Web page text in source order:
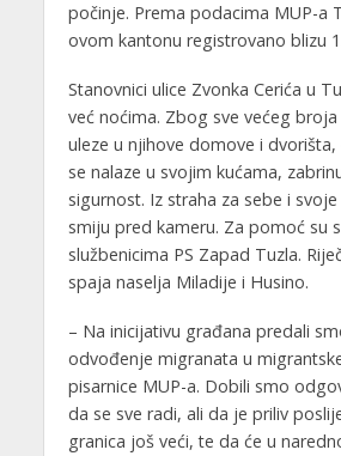
počinje. Prema podacima MUP-a
ovom kantonu registrovano blizu
Stanovnici ulice Zvonka Cerića u
već noćima. Zbog sve većeg
uleze u njihove domove i dvorišta,
se nalaze u svojim kućama,
sigurnost. Iz straha za sebe i
smiju pred kameru. Za pomoć su
službenicima PS Zapad Tuzla.
spaja naselja Miladije i Husino.
– Na inicijativu građana predali
odvođenje migranata u
pisarnice MUP-a. Dobili smo
da se sve radi, ali da je priliv
granica još veći, te da će u